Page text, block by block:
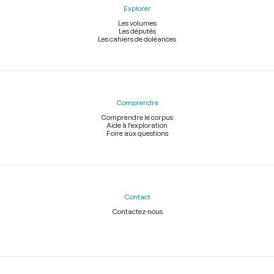
Explorer
Les volumes
Les députés
Les cahiers de doléances
Comprendre
Comprendre le corpus
Aide à l'exploration
Foire aux questions
Contact
Contactez-nous
Légal